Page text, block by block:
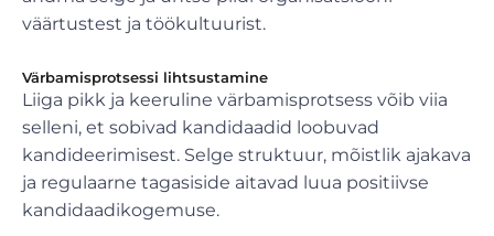
väärtustest ja töökultuurist.
Värbamisprotsessi lihtsustamine
Liiga pikk ja keeruline värbamisprotsess võib viia
selleni, et sobivad kandidaadid loobuvad
kandideerimisest. Selge struktuur, mõistlik ajakava
ja regulaarne tagasiside aitavad luua positiivse
kandidaadikogemuse.